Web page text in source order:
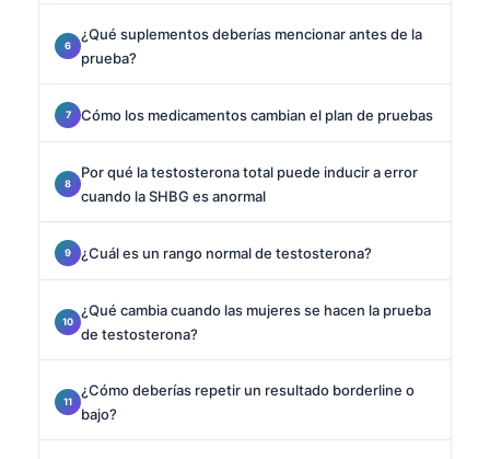
¿Qué suplementos deberías mencionar antes de la
prueba?
Cómo los medicamentos cambian el plan de pruebas
Por qué la testosterona total puede inducir a error
cuando la SHBG es anormal
¿Cuál es un rango normal de testosterona?
¿Qué cambia cuando las mujeres se hacen la prueba
de testosterona?
¿Cómo deberías repetir un resultado borderline o
bajo?